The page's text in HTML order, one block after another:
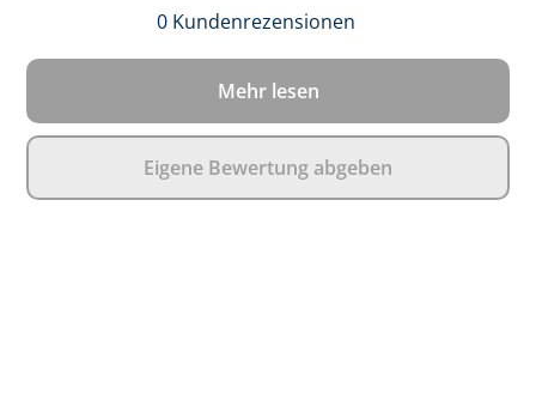
0 Kundenrezensionen
Mehr lesen
Eigene Bewertung abgeben